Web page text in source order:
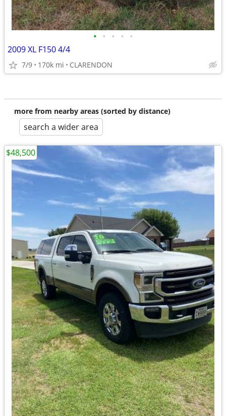
• • • • •
2009 XL F150 4/4
7/9 170k mi CLARENDON
more from nearby areas (sorted by distance)
search a wider area
$48,500